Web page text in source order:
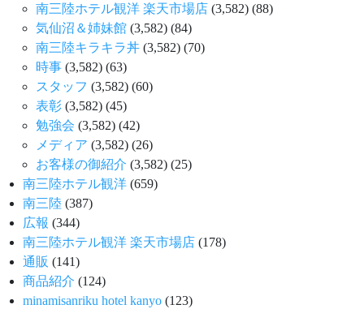
南三陸ホテル観洋 楽天市場店 (3,582) (88)
気仙沼＆姉妹館 (3,582) (84)
南三陸キラキラ丼 (3,582) (70)
時事 (3,582) (63)
スタッフ (3,582) (60)
表彰 (3,582) (45)
勉強会 (3,582) (42)
メディア (3,582) (26)
お客様の御紹介 (3,582) (25)
南三陸ホテル観洋 (659)
南三陸 (387)
広報 (344)
南三陸ホテル観洋 楽天市場店 (178)
通販 (141)
商品紹介 (124)
minamisanriku hotel kanyo (123)